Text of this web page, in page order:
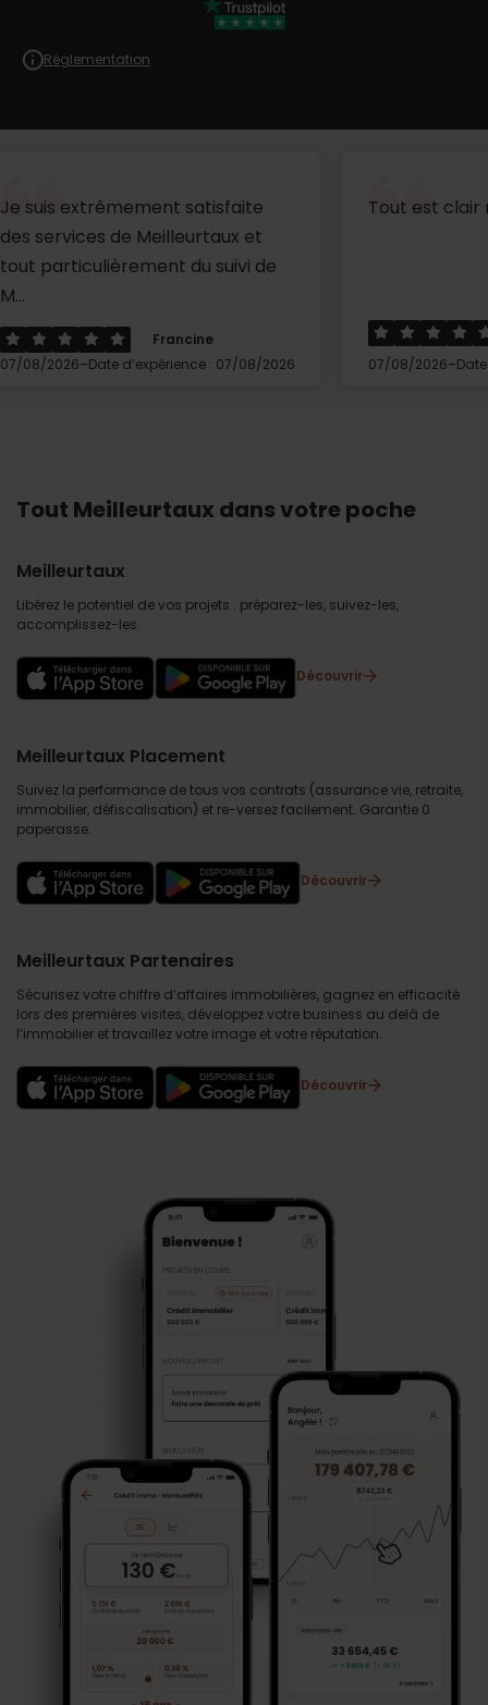
Réglementation
satisfaite
de Meilleurtaux et
du suivi de
Francine
d’expérience : 07/08/2026
Tout est clair merci...
Florian
07/08/2026
Date
Tout Meilleurtaux dans votre poche
Meilleurtaux
Libérez le potentiel de vos projets : préparez-les, suivez-les,
accomplissez-les.
Découvrir
Meilleurtaux Placement
Suivez la performance de tous vos contrats (assurance vie, retraite,
immobilier, défiscalisation) et re-versez facilement. Garantie 0
paperasse.
Découvrir
Meilleurtaux Partenaires
Sécurisez votre chiffre d’affaires immobilières, gagnez en efficacité
lors des premières visites, développez votre business au delà de
l’immobilier et travaillez votre image et votre réputation.
Découvrir